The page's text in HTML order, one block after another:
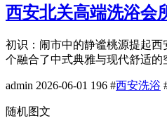
西安北关高端洗浴会
初识：闹市中的静谧桃源提起
个融合了中式典雅与现代舒适的
admin 2026-06-01 196 #西安洗浴
随机图文